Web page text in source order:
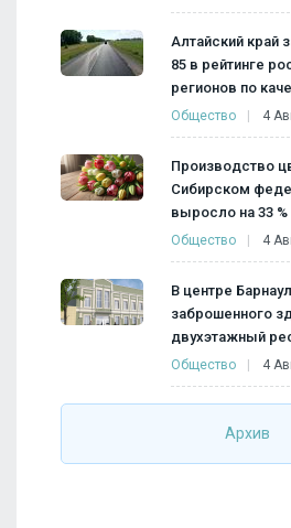
Алтайский край
85 в рейтинге
регионов по
Общество 4
Производство
Сибирском
выросло на 33 %
Общество 4
В центре
заброшенного
двухэтажный
Общество 4
Архив